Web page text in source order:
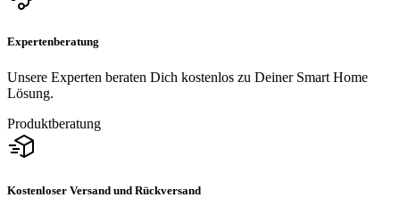
Expertenberatung
Unsere Experten beraten Dich kostenlos zu Deiner Smart Home
Lösung.
Produktberatung
Kostenloser Versand und Rückversand